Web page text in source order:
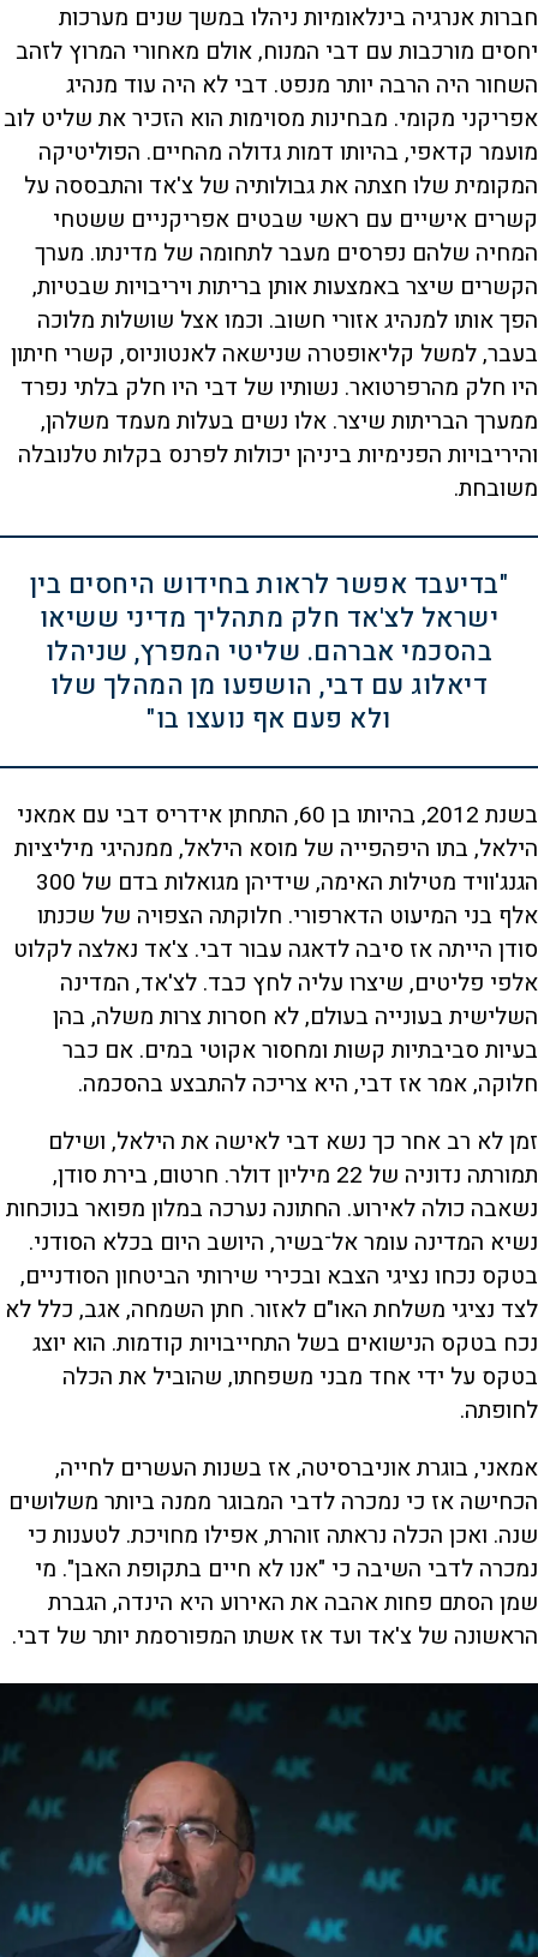
חברות אנרגיה בינלאומיות ניהלו במשך שנים מערכות
יחסים מורכבות עם דבי המנוח, אולם מאחורי המרוץ לזהב
השחור היה הרבה יותר מנפט. דבי לא היה עוד מנהיג
אפריקני מקומי. מבחינות מסוימות הוא הזכיר את שליט לוב
מועמר קדאפי, בהיותו דמות גדולה מהחיים. הפוליטיקה
המקומית שלו חצתה את גבולותיה של צ'אד והתבססה על
קשרים אישיים עם ראשי שבטים אפריקניים ששטחי
המחיה שלהם נפרסים מעבר לתחומה של מדינתו. מערך
הקשרים שיצר באמצעות אותן בריתות ויריבויות שבטיות,
הפך אותו למנהיג אזורי חשוב. וכמו אצל שושלות מלוכה
בעבר, למשל קליאופטרה שנישאה לאנטוניוס, קשרי חיתון
היו חלק מהרפרטואר. נשותיו של דבי היו חלק בלתי נפרד
ממערך הבריתות שיצר. אלו נשים בעלות מעמד משלהן,
והיריבויות הפנימיות ביניהן יכולות לפרנס בקלות טלנובלה
משובחת.
"בדיעבד אפשר לראות בחידוש היחסים בין
ישראל לצ'אד חלק מתהליך מדיני ששיאו
בהסכמי אברהם. שליטי המפרץ, שניהלו
דיאלוג עם דבי, הושפעו מן המהלך שלו
ולא פעם אף נועצו בו"
בשנת 2012, בהיותו בן 60, התחתן אידריס דבי עם אמאני
הילאל, בתו היפהפייה של מוסא הילאל, ממנהיגי מיליציות
הגנג'וויד מטילות האימה, שידיהן מגואלות בדם של 300
אלף בני המיעוט הדארפורי. חלוקתה הצפויה של שכנתו
סודן הייתה אז סיבה לדאגה עבור דבי. צ'אד נאלצה לקלוט
אלפי פליטים, שיצרו עליה לחץ כבד. לצ'אד, המדינה
השלישית בעונייה בעולם, לא חסרות צרות משלה, בהן
בעיות סביבתיות קשות ומחסור אקוטי במים. אם כבר
חלוקה, אמר אז דבי, היא צריכה להתבצע בהסכמה.
זמן לא רב אחר כך נשא דבי לאישה את הילאל, ושילם
תמורתה נדוניה של 22 מיליון דולר. חרטום, בירת סודן,
נשאבה כולה לאירוע. החתונה נערכה במלון מפואר בנוכחות
נשיא המדינה עומר אל־בשיר, היושב היום בכלא הסודני.
בטקס נכחו נציגי הצבא ובכירי שירותי הביטחון הסודניים,
לצד נציגי משלחת האו"ם לאזור. חתן השמחה, אגב, כלל לא
נכח בטקס הנישואים בשל התחייבויות קודמות. הוא יוצג
בטקס על ידי אחד מבני משפחתו, שהוביל את הכלה
לחופתה.
אמאני, בוגרת אוניברסיטה, אז בשנות העשרים לחייה,
הכחישה אז כי נמכרה לדבי המבוגר ממנה ביותר משלושים
שנה. ואכן הכלה נראתה זוהרת, אפילו מחויכת. לטענות כי
נמכרה לדבי השיבה כי "אנו לא חיים בתקופת האבן". מי
שמן הסתם פחות אהבה את האירוע היא הינדה, הגברת
הראשונה של צ'אד ועד אז אשתו המפורסמת יותר של דבי.